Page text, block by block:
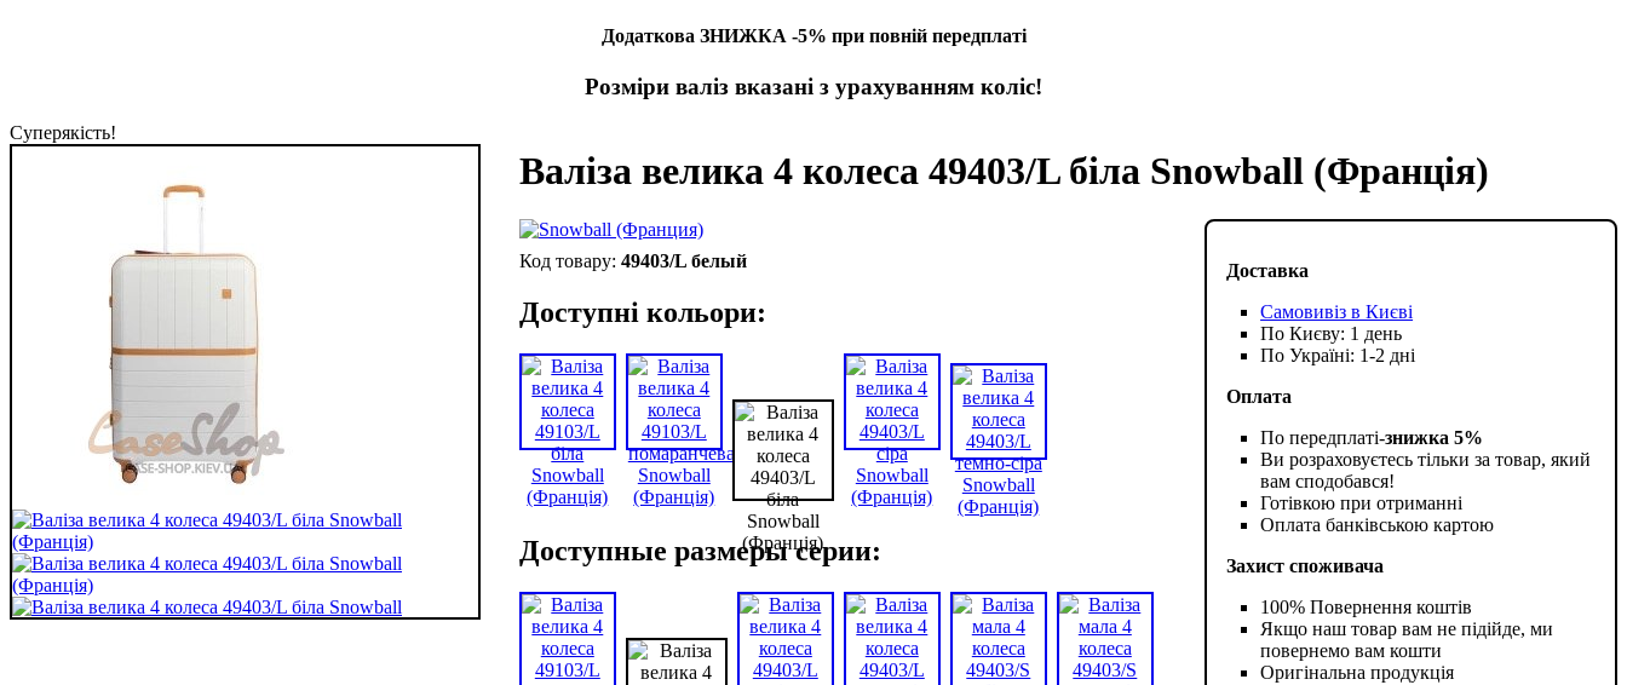
Додаткова ЗНИЖКА -5% при повній передплаті
Розміри валіз вказані з урахуванням коліс!
Суперякість!
Валіза велика 4 колеса 49403/L біла Snowball (Франція)
Доставка
Самовивіз в Києві
По Києву: 1 день
По Україні: 1-2 дні
Оплата
По передплаті-знижка 5%
Ви розраховуєтесь тільки за товар, який
вам сподобався!
Готівкою при отриманні
Оплата банківською картою
Захист споживача
100% Повернення коштів
Якщо наш товар вам не підійде, ми
повернемо вам кошти
Оригінальна продукція
49403/L белый
Доступні кольори:
Доступные размеры серии: